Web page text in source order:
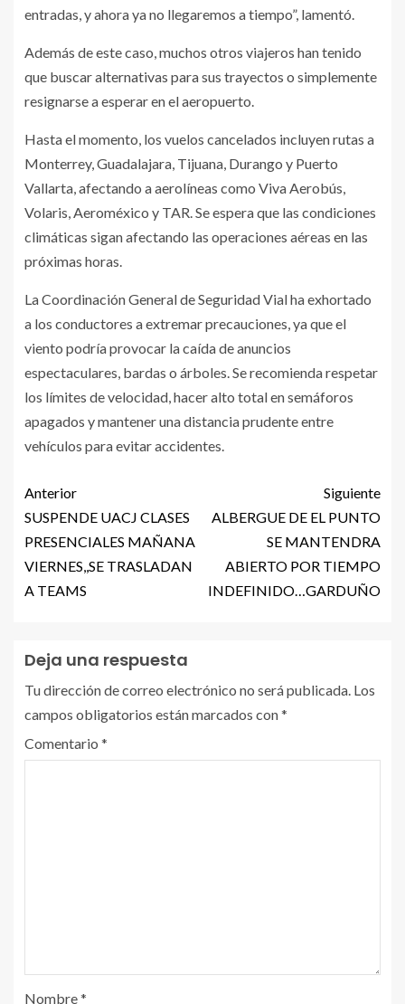
entradas, y ahora ya no llegaremos a tiempo”, lamentó.
Además de este caso, muchos otros viajeros han tenido
que buscar alternativas para sus trayectos o simplemente
resignarse a esperar en el aeropuerto.
Hasta el momento, los vuelos cancelados incluyen rutas a
Monterrey, Guadalajara, Tijuana, Durango y Puerto
Vallarta, afectando a aerolíneas como Viva Aerobús,
Volaris, Aeroméxico y TAR. Se espera que las condiciones
climáticas sigan afectando las operaciones aéreas en las
próximas horas.
La Coordinación General de Seguridad Vial ha exhortado
a los conductores a extremar precauciones, ya que el
viento podría provocar la caída de anuncios
espectaculares, bardas o árboles. Se recomienda respetar
los límites de velocidad, hacer alto total en semáforos
apagados y mantener una distancia prudente entre
vehículos para evitar accidentes.
Anterior
SUSPENDE UACJ CLASES
PRESENCIALES MAÑANA
VIERNES,,SE TRASLADAN
A TEAMS
Siguiente
ALBERGUE DE EL PUNTO
SE MANTENDRA
ABIERTO POR TIEMPO
INDEFINIDO…GARDUÑO
Deja una respuesta
Tu dirección de correo electrónico no será publicada. Los
campos obligatorios están marcados con*
Comentario *
Nombre*